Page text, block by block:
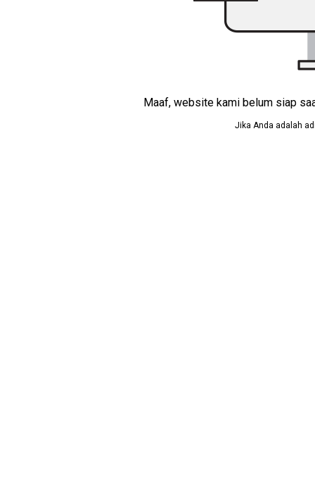
Maaf, website kami belum siap
Jika Anda adalah